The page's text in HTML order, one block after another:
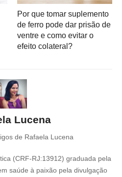
Por que tomar suplemento
de ferro pode dar prisão de
ventre e como evitar o
efeito colateral?
Lucena
de Rafaela Lucena
(CRF-RJ:13912) graduada pela
saúde à paixão pela divulgação